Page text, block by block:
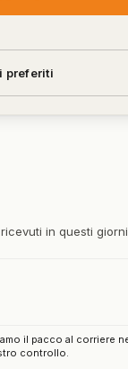
preferiti
in questi
il pacco al corriere
controllo.